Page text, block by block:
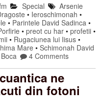
Special
Arsenie
• Ieroschimonah •
• Parintele David Sadinca •
• preot cu har • profetii •
• Rugaciunea lui Iisus •
Mare• Schimonah David
4 Comments
ne
din fotoni